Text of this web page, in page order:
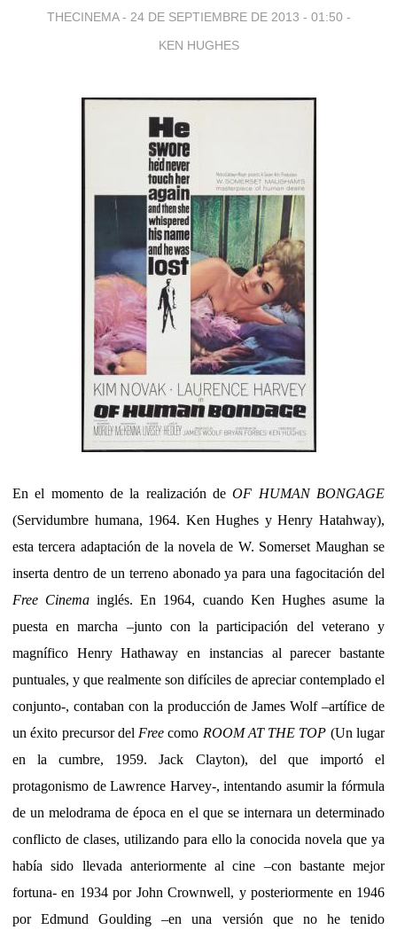
THECINEMA - 24 DE SEPTIEMBRE DE 2013 - 01:50 -
KEN HUGHES
En el momento de la realización deOF HUMAN BONGAGE
(Servidumbre humana, 1964. Ken Hughes y Henry Hatahway),
esta tercera adaptación de la novela de W. Somerset Maughan se
inserta dentro de un terreno abonado ya para una fagocitación del
Free Cinema inglés. En 1964, cuando Ken Hughes asume la
puesta en marcha –junto con la participación del veterano y
magnífico Henry Hathaway en instancias al parecer bastante
puntuales, y que realmente son difíciles de apreciar contemplado el
conjunto-, contaban con la producción de James Wolf –artífice de
un éxito precursor del Free como ROOM AT THE TOP (Un lugar
en la cumbre, 1959. Jack Clayton), del que importó el
protagonismo de Lawrence Harvey-, intentando asumir la fórmula
de un melodrama de época en el que se internara un determinado
conflicto de clases, utilizando para ello la conocida novela que ya
había sido llevada anteriormente al cine –con bastante mejor
fortuna- en 1934 por John Crownwell, y posteriormente en 1946
por Edmund Goulding –en una versión que no he tenido